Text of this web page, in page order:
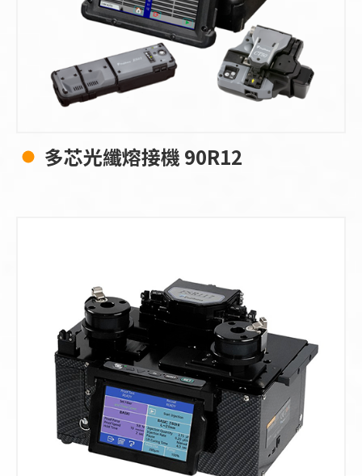
多芯光纖熔接機 90R12